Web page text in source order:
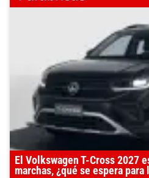
El Volkswagen T-Cross 2027
marchas, ¿qué se espera